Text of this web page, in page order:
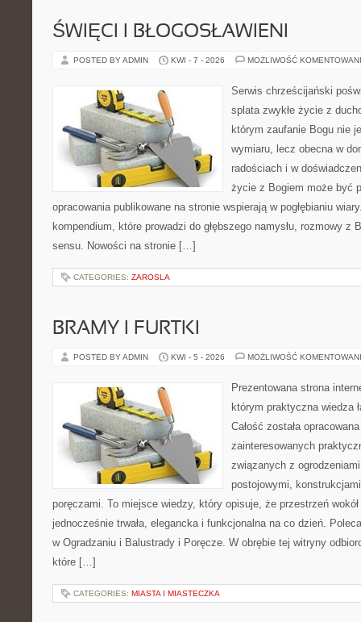
ŚWIĘCI I BŁOGOSŁAWIENI
POSTED BY ADMIN KWI - 7 - 2026 MOŻLIWOŚĆ
Serwis chrześcijański
splata zwykłe życie z
którym zaufanie Bogu nie
wymiaru, lecz obecna w
radościach i w
życie z Bogiem może być
opracowania publikowane na stronie wspierają w pogłębianiu
kompendium, które prowadzi do głębszego namysłu, rozmowy z
sensu. Nowości na stronie […]
CATEGORIES: ZAROSLA
BRAMY I FURTKI
POSTED BY ADMIN KWI - 5 - 2026 MOŻLIWOŚĆ
Prezentowana strona
którym praktyczna wiedza
Całość została
zainteresowanych
związanych z
postojowymi,
poręczami. To miejsce wiedzy, który opisuje, że przestrzeń
jednocześnie trwała, elegancka i funkcjonalna na co dzień.
w Ogradzaniu i Balustrady i Poręcze. W obrębie tej witryny
które […]
CATEGORIES: MIASTA I MIASTECZKA